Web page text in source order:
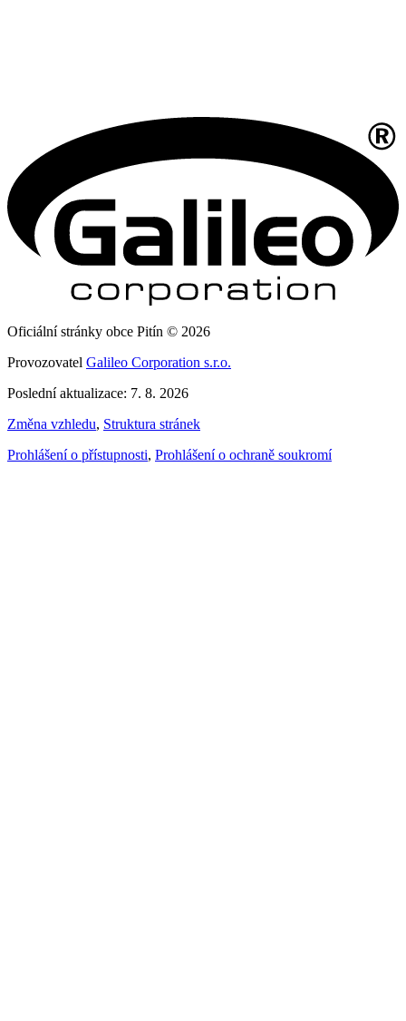
Oficiální stránky obce Pitín © 2026
Provozovatel Galileo Corporation s.r.o.
Poslední aktualizace: 7. 8. 2026
Změna vzhledu, Struktura stránek
Prohlášení o přístupnosti, Prohlášení o ochraně soukromí